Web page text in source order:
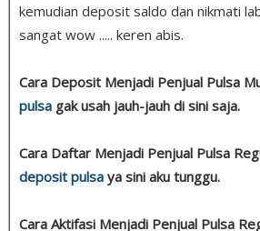
kemudian deposit saldo dan nikmati
sangat wow ..... keren abis.
Cara Deposit Menjadi Penjual Pulsa
pulsa gak usah jauh-jauh di sini saja.
Cara Daftar Menjadi Penjual Pulsa
deposit pulsa ya sini aku tunggu.
Cara Aktifasi Menjadi Penjual Pulsa